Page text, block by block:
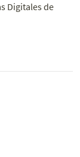
Digitales de